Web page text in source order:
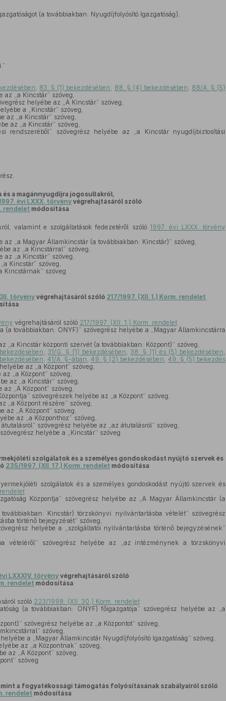
(a továbbiakban: Nyugdíjfolyósító Igazgatóság),
83. § (1) bekezdésében 88. § (4) bekezdésében
88/A. § (5)
az „a Kincstár” szöveg,
helyébe az „A Kincstár” szöveg,
a „Kincstár” szöveg,
az „a Kincstár” szöveg,
az „a Kincstár” szöveg,
rendszeréből” szövegrész helyébe az „a Kincstár nyugdíjbiztosítási
a magánnyugdíjra jogosultakról,
évi LXXX. törvényvégrehajtásáról szóló
rendelet módosítása
valamint e szolgáltatások fedezetéről szóló 1997. évi LXXX. törvény
az „a Magyar Államkincstár (a továbbiakban: Kincstár)” szöveg,
az „a Kincstárral” szöveg,
az „a Kincstár” szöveg,
Kincstár” szöveg,
Kincstárnak” szöveg
törvényvégrehajtásáról szóló 217/1997. (XII. 1.) Korm. rendelet
végrehajtásáról szóló 217/1997. (XII. 1.) Korm. rendelet
(a továbbiakban: ONYF)” szövegrész helyébe a „Magyar Államkincstárra
„a Kincstár központi szervét (a továbbiakban: Központ)” szöveg,
,31/G. § (1) bekezdésében ,38. § (1) és (5) bekezdésében
,41/A. §-ában ,49. § (2) bekezdésében ,49. § (5) bekezdés
az „a Központ” szöveg,
„a Központ” szöveg,
az „a Kincstár” szöveg,
„A Központ” szöveg,
szövegrészek helyébe az „a Központ” szöveg,
„a Központ részére” szöveg,
az „A Központ” szöveg,
az „a Központhoz” szöveg,
szövegrész helyébe az „az átutalásról” szöveg,
helyébe a „Kincstár” szöveg
szolgálatok és a személyes gondoskodást nyújtó szervek és
235/1997. (XII. 17.) Korm. rendelet módosítása
szolgálatok és a személyes gondoskodást nyújtó szervek és
Központja” szövegrész helyébe az „A Magyar Államkincstár (a
Kincstár) törzskönyvi nyilvántartásba vételét” szövegrész
történő bejegyzését” szöveg,
helyébe a „szolgáltatói nyilvántartásba történő bejegyzésének”
vételéről” szövegrész helyébe az „az intézménynek a törzskönyvi
LXXXIV. törvényvégrehajtásáról szóló
rendelet módosítása
szóló 223/1998. (XII. 30.) Korm. rendelet
(a továbbiakban: ONYF) főigazgatója” szövegrész helyébe az „a
szövegrész helyébe az „a Központot” szöveg,
szöveg,
a „Magyar Államkincstár Nyugdíjfolyósító Igazgatóság” szöveg,
az „a Központnak” szöveg,
az „A Központ” szöveg,
szöveg
a fogyatékossági támogatás folyósításának szabályairól szóló
rendelet módosítása